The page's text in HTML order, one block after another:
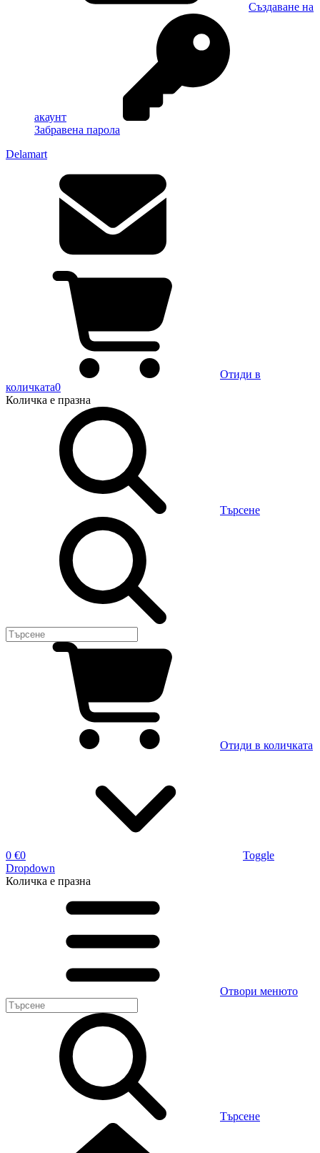
Създаване на
акаунт
Забравена парола
Delamart
Отиди в
количката0
Количка е празна
Търсене
Отиди в количката
0 €0
Toggle
Dropdown
Количка е празна
Отвори менюто
Търсене